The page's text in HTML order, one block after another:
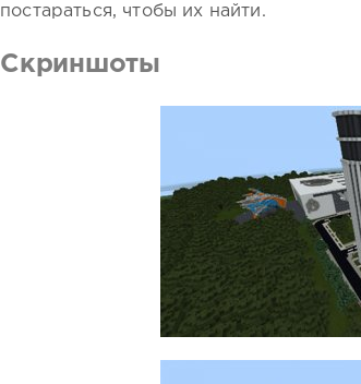
постараться, чтобы их найти.
Скриншоты